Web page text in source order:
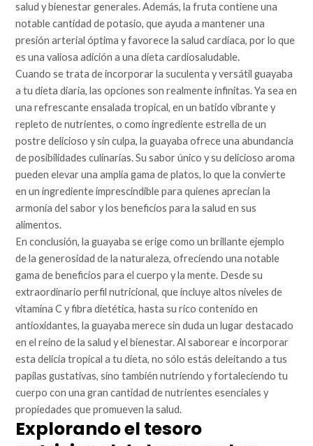
salud y bienestar generales. Además, la fruta contiene una
notable cantidad de potasio, que ayuda a mantener una
presión arterial óptima y favorece la salud cardíaca, por lo que
es una valiosa adición a una dieta cardiosaludable.
Cuando se trata de incorporar la suculenta y versátil guayaba
a tu dieta diaria, las opciones son realmente infinitas. Ya sea en
una refrescante ensalada tropical, en un batido vibrante y
repleto de nutrientes, o como ingrediente estrella de un
postre delicioso y sin culpa, la guayaba ofrece una abundancia
de posibilidades culinarias. Su sabor único y su delicioso aroma
pueden elevar una amplia gama de platos, lo que la convierte
en un ingrediente imprescindible para quienes aprecian la
armonía del sabor y los beneficios para la salud en sus
alimentos.
En conclusión, la guayaba se erige como un brillante ejemplo
de la generosidad de la naturaleza, ofreciendo una notable
gama de beneficios para el cuerpo y la mente. Desde su
extraordinario perfil nutricional, que incluye altos niveles de
vitamina C y fibra dietética, hasta su rico contenido en
antioxidantes, la guayaba merece sin duda un lugar destacado
en el reino de la salud y el bienestar. Al saborear e incorporar
esta delicia tropical a tu dieta, no sólo estás deleitando a tus
papilas gustativas, sino también nutriendo y fortaleciendo tu
cuerpo con una gran cantidad de nutrientes esenciales y
propiedades que promueven la salud.
Explorando el tesoro